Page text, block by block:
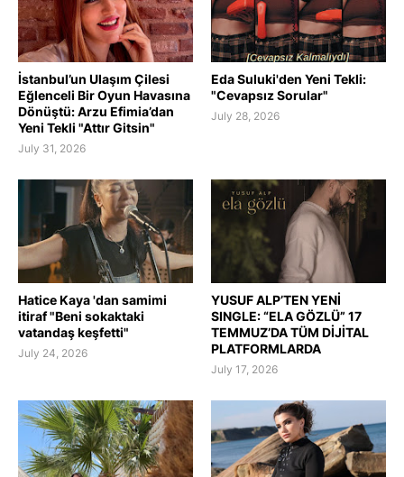
İstanbul’un Ulaşım Çilesi
Eğlenceli Bir Oyun Havasına
Dönüştü: Arzu Efimia’dan
Yeni Tekli "Attır Gitsin"
July 31, 2026
Eda Suluki'den Yeni Tekli:
"Cevapsız Sorular"
July 28, 2026
Hatice Kaya 'dan samimi
itiraf "Beni sokaktaki
vatandaş keşfetti"
July 24, 2026
YUSUF ALP’TEN YENİ
SINGLE: “ELA GÖZLÜ” 17
TEMMUZ’DA TÜM DİJİTAL
PLATFORMLARDA
July 17, 2026